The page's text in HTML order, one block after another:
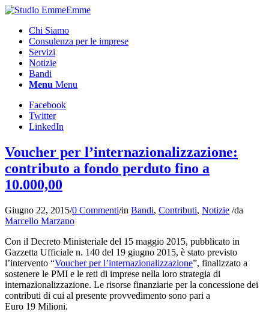
Chi Siamo
Consulenza per le imprese
Servizi
Notizie
Bandi
Menu Menu
Facebook
Twitter
LinkedIn
Voucher per l’internazionalizzazione:
contributo a fondo perduto fino a
10.000,00
Giugno 22, 2015/0 Commenti/in Bandi, Contributi, Notizie /da
Marcello Marzano
Con il Decreto Ministeriale del 15 maggio 2015, pubblicato in
Gazzetta Ufficiale n. 140 del 19 giugno 2015, è stato previsto
l’intervento “Voucher per l’internazionalizzazione”, finalizzato a
sostenere le PMI e le reti di imprese nella loro strategia di
internazionalizzazione. Le risorse finanziarie per la concessione dei
contributi di cui al presente provvedimento sono pari a
Euro 19 Milioni.